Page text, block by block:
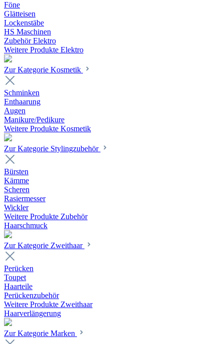
Föne
Glätteisen
Lockenstäbe
HS Maschinen
Zubehör Elektro
Weitere Produkte Elektro
Zur Kategorie Kosmetik
Schminken
Enthaarung
Augen
Manikure/Pedikure
Weitere Produkte Kosmetik
Zur Kategorie Stylingzubehör
Bürsten
Kämme
Scheren
Rasiermesser
Wickler
Weitere Produkte Zubehör
Haarschmuck
Zur Kategorie Zweithaar
Perücken
Toupet
Haarteile
Perückenzubehör
Weitere Produkte Zweithaar
Haarverlängerung
Zur Kategorie Marken